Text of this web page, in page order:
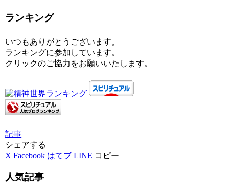
ランキング
いつもありがとうございます。
ランキングに参加しています。
クリックのご協力をお願いいたします。
記事
シェアする
X Facebook はてブ LINE コピー
人気記事